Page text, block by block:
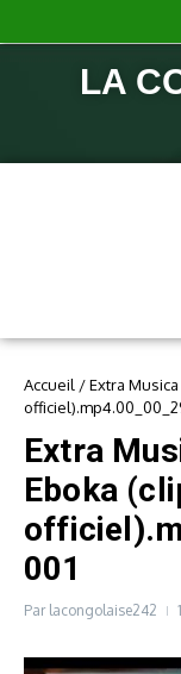
LA
Accueil /Extra
Extra
Eboka
001
Par lacongolaise242